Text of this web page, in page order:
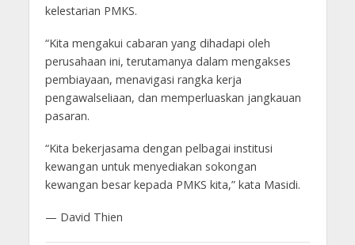
kelestarian PMKS.
“Kita mengakui cabaran yang dihadapi oleh
perusahaan ini, terutamanya dalam mengakses
pembiayaan, menavigasi rangka kerja
pengawalseliaan, dan memperluaskan jangkauan
pasaran.
“Kita bekerjasama dengan pelbagai institusi
kewangan untuk menyediakan sokongan
kewangan besar kepada PMKS kita,” kata Masidi.
— David Thien